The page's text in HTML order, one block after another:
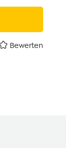
Bewerten